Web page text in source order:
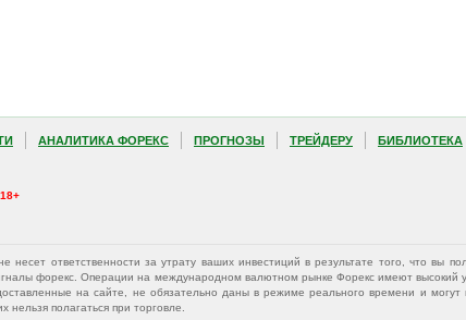
АНАЛИТИКА ФОРЕКС ПРОГНОЗЫ ТРЕЙДЕРУ БИБЛИОТЕКА
18+
несет ответственности за утрату ваших инвестиций в результате того, что
форекс. Операции на международном валютном рынке Форекс имеют высокий
на сайте, не обязательно даны в режиме реального времени и
полагаться при торговле.